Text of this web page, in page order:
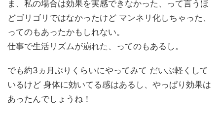
ま、私の場合は効果を実感できなかった、って言うほ
どゴリゴリではなかったけど マンネリ化しちゃった、
ってのもあったかもしれない。
仕事で生活リズムが崩れた、ってのもあるし。
でも約3ヵ月ぶりくらいにやってみて だいぶ軽くして
いるけど 身体に効いてる感はあるし、やっぱり効果は
あったんでしょうね！